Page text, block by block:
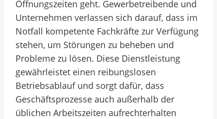
Öffnungszeiten geht. Gewerbetreibende und
Unternehmen verlassen sich darauf, dass im
Notfall kompetente Fachkräfte zur Verfügung
stehen, um Störungen zu beheben und
Probleme zu lösen. Diese Dienstleistung
gewährleistet einen reibungslosen
Betriebsablauf und sorgt dafür, dass
Geschäftsprozesse auch außerhalb der
üblichen Arbeitszeiten aufrechterhalten